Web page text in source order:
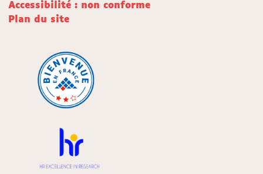
Accessibilité : non conforme
Plan du site